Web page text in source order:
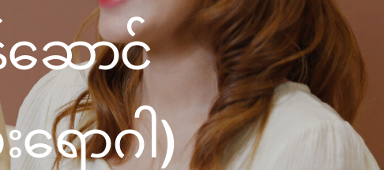
PRESS RELEASE
care
and continuing health care from prenatal
coordinating with specialists as
Clinic
Care Facility Inaugurated in Yangon for
Families
ဆောင်
ောဂါ)